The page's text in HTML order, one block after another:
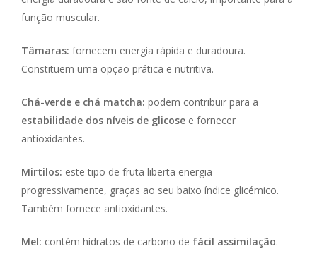
função muscular.
Tâmaras: fornecem energia rápida e duradoura.
Constituem uma opção prática e nutritiva.
Chá-verde e chá matcha: podem contribuir para a
estabilidade dos níveis de glicose e fornecer
antioxidantes.
Mirtilos: este tipo de fruta liberta energia
progressivamente, graças ao seu baixo índice glicémico.
Também fornece antioxidantes.
Mel: contém hidratos de carbono de fácil assimilação.